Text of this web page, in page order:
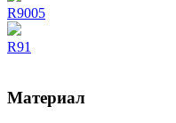
R9005
R91
Материал